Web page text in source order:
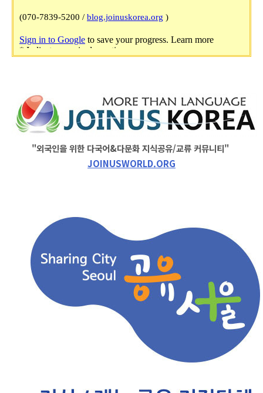
"외국인을 위한 다국어&다문화 지식공유/교류 커뮤니티"
JOINUSWORLD.ORG